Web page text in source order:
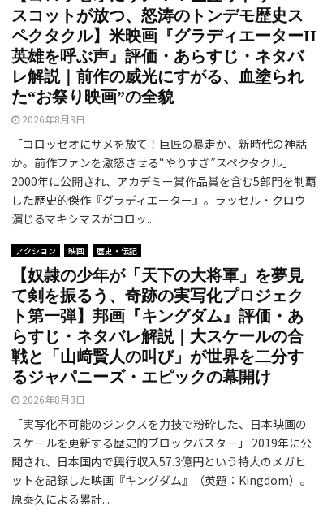
スコットが放つ、怒涛のトンデモ歴史ス
ペクタクル】米映画『グラディエーターII
英雄を呼ぶ声』評価・あらすじ・ネタバ
レ解説｜前作の威光にすがる、血塗られ
た“お祭り映画”の全貌
2026年8月3日
「コロッセオにサメを放て！巨匠の暴走か、新時代の神話
か。前作ファンを激怒させる“やりすぎ”スペクタクル」
2000年に公開され、アカデミー賞作品賞を含む5部門を制覇
した歴史的傑作『グラディエーター』。ラッセル・クロウ
演じるマキシマスがコロッ...
アクション 映画 歴史・伝記
【奴隷の少年が「天下の大将軍」を夢見
て剣を振るう、奇跡の実写化プロジェク
ト第一弾】邦画『キングダム』評価・あ
らすじ・ネタバレ解説｜大スケールの合
戦と「山﨑賢人の叫び」が世界を二分す
るジャパニーズ・エピックの幕開け
2026年8月3日
「実写化不可能のジンクスを力技で粉砕した、日本映画の
スケールを更新する歴史的ブロックバスター」 2019年に公
開され、日本国内で興行収入57.3億円という特大のメガヒ
ットを記録した映画『キングダム』（英題：Kingdom）。
原泰久による累計...